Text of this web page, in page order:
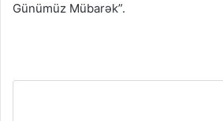
Günümüz Mübarək”.